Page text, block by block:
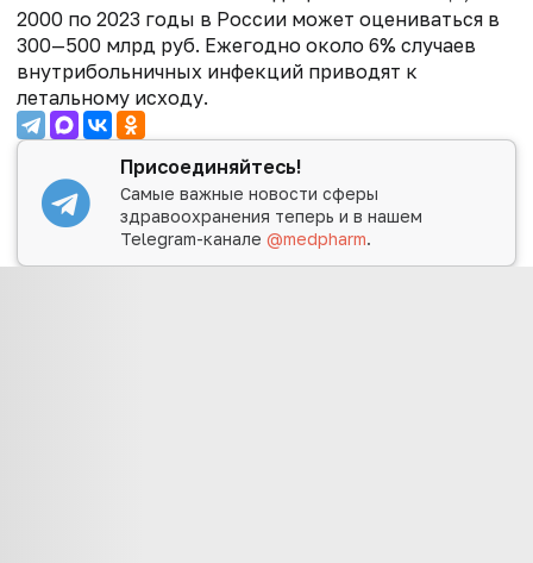
2000 по 2023 годы в России может оцениваться в
300—500 млрд руб. Ежегодно около 6% случаев
внутрибольничных инфекций приводят к
летальному исходу.
Присоединяйтесь!
Самые важные новости сферы
здравоохранения теперь и в нашем
Telegram-канале@medpharm.